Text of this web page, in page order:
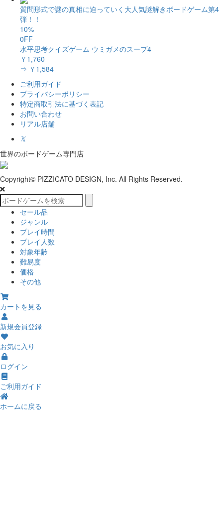
質問形式で謎の真相に迫っていく大人気謎解きボードゲーム第4
弾！！
10%
0FF
水平思考クイズゲーム ウミガメのスープ4
￥1,760
⇒ ￥1,584
ご利用ガイド
プライバシーポリシー
特定商取引法に基づく表記
お問い合わせ
リアル店舗
𝕏
世界のボードゲーム専門店
Copyright© PIZZICATO DESIGN, Inc. All Rights Reserved.
セール品
ジャンル
プレイ時間
プレイ人数
対象年齢
難易度
価格
その他
カートを見る
新規会員登録
お気に入り
ログイン
ご利用ガイド
ホームに戻る